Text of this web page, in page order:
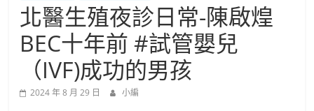
北醫生殖夜診日常-陳啟煌
BEC十年前 #試管嬰兒
（IVF)成功的男孩
2024 年 8 月 29 日 小編